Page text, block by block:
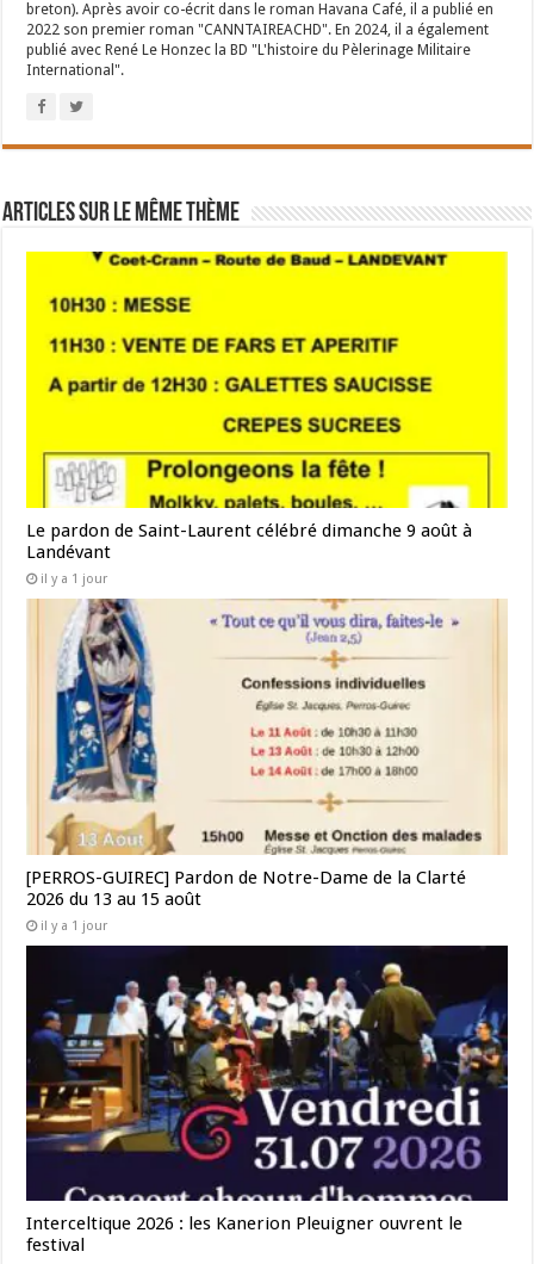
breton). Après avoir co-écrit dans le roman Havana Café, il a publié en
2022 son premier roman "CANNTAIREACHD". En 2024, il a également
publié avec René Le Honzec la BD "L'histoire du Pèlerinage Militaire
International".
Articles sur le même thème
Le pardon de Saint-Laurent célébré dimanche 9 août à
Landévant
il y a 1 jour
[PERROS-GUIREC] Pardon de Notre-Dame de la Clarté
2026 du 13 au 15 août
il y a 1 jour
Interceltique 2026 : les Kanerion Pleuigner ouvrent le
festival